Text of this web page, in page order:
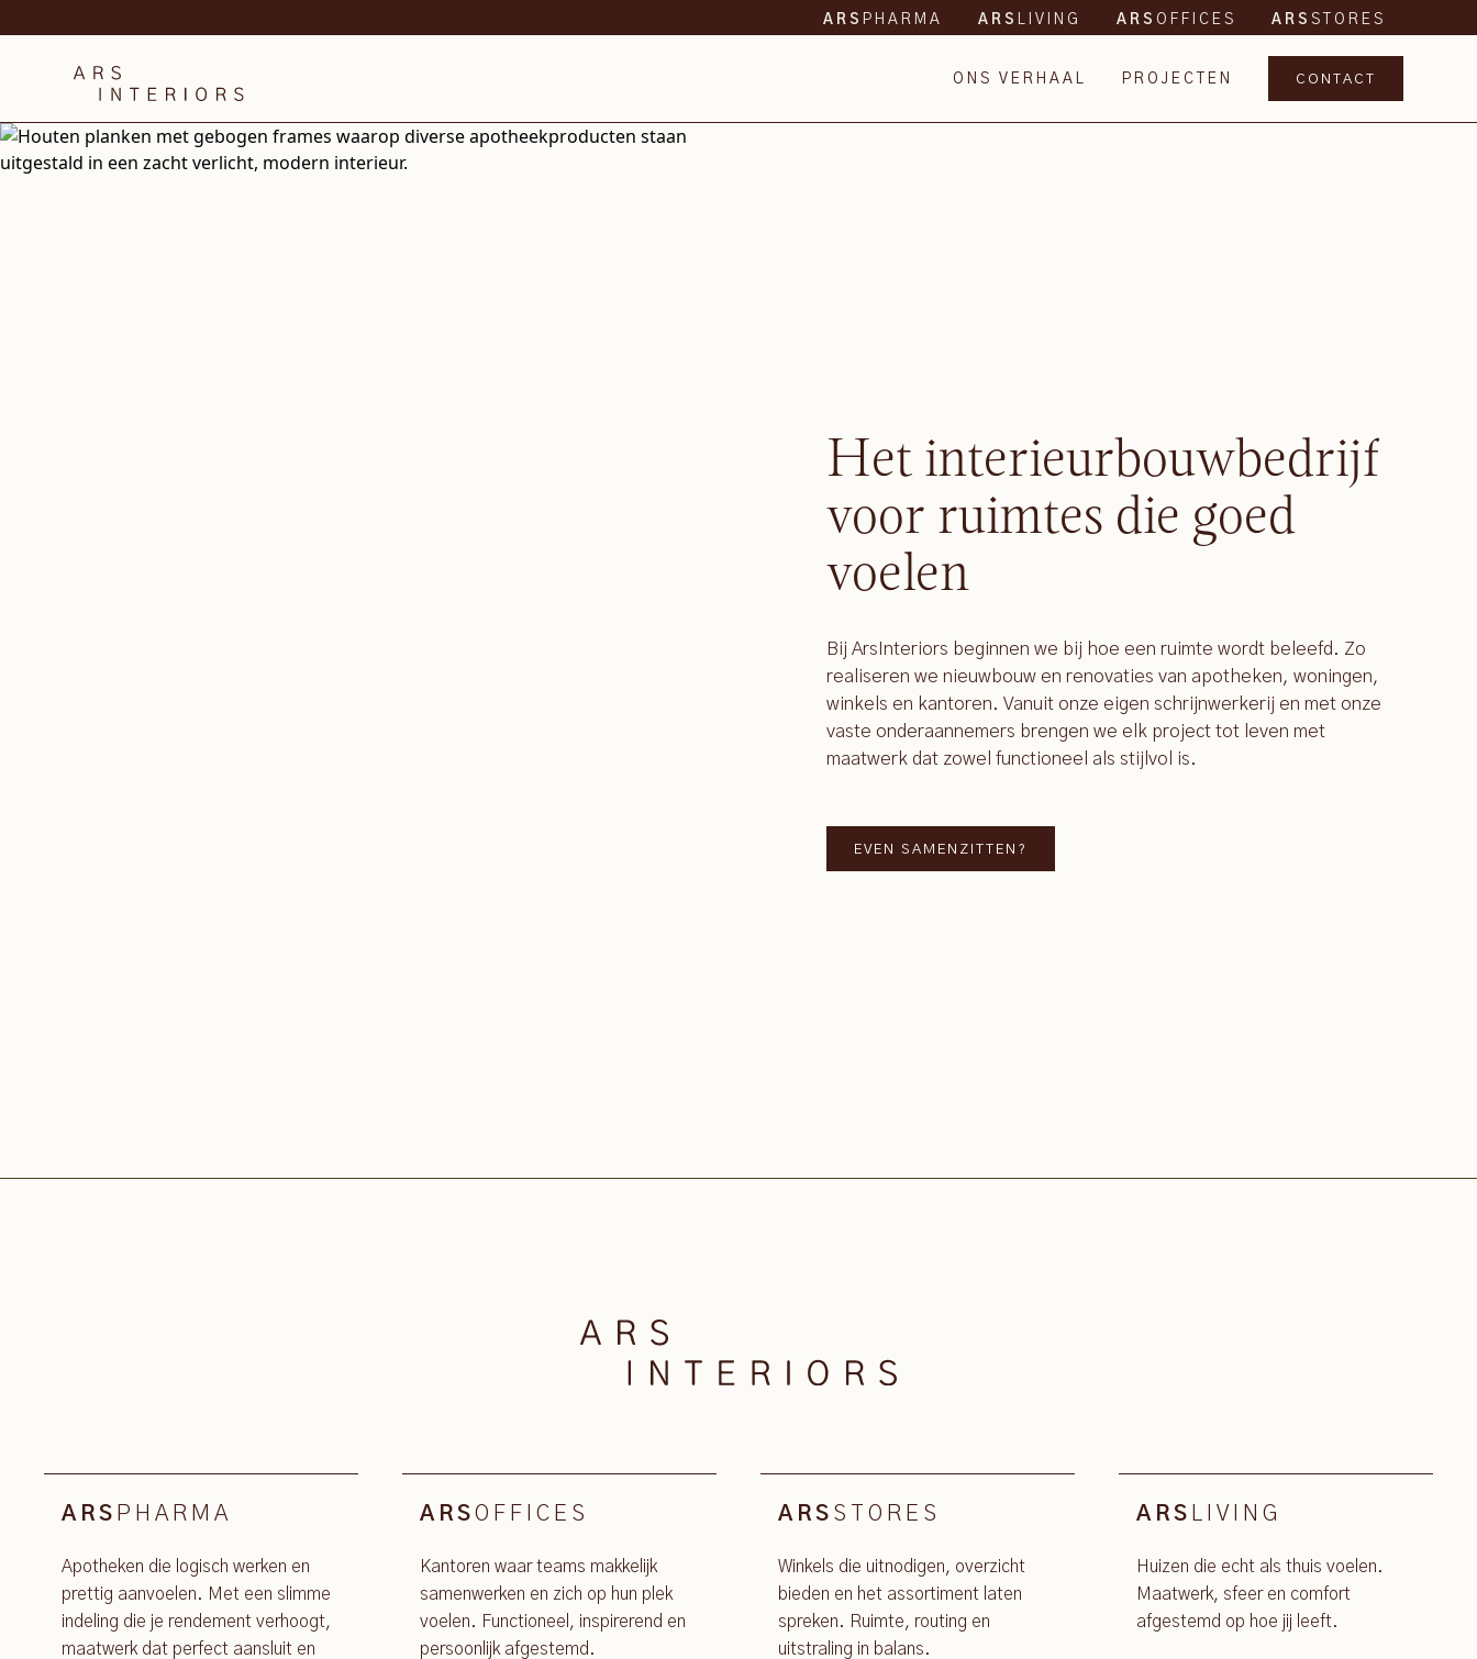
ARS PHARMA ARS LIVING ARS OFFICES ARS STORES
ONS VERHAAL PROJECTEN CONTACT
Het interieurbouwbedrijf
voor ruimtes die goed
voelen
Bij ArsInteriors beginnen we bij hoe een ruimte wordt beleefd. Zo
realiseren we nieuwbouw en renovaties van apotheken, woningen,
winkels en kantoren. Vanuit onze eigen schrijnwerkerij en met onze
vaste onderaannemers brengen we elk project tot leven met
maatwerk dat zowel functioneel als stijlvol is.
EVEN SAMENZITTEN?
ARS PHARMA
Apotheken die logisch werken en
prettig aanvoelen. Met een slimme
indeling die je rendement verhoogt,
maatwerk dat perfect aansluit en
ARS OFFICES
Kantoren waar teams makkelijk
samenwerken en zich op hun plek
voelen. Functioneel, inspirerend en
persoonlijk afgestemd.
ARS STORES
Winkels die uitnodigen, overzicht
bieden en het assortiment laten
spreken. Ruimte, routing en
uitstraling in balans.
ARS LIVING
Huizen die echt als thuis voelen.
Maatwerk, sfeer en comfort
afgestemd op hoe jij leeft.